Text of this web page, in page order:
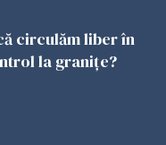
circulăm liber în
la granițe?